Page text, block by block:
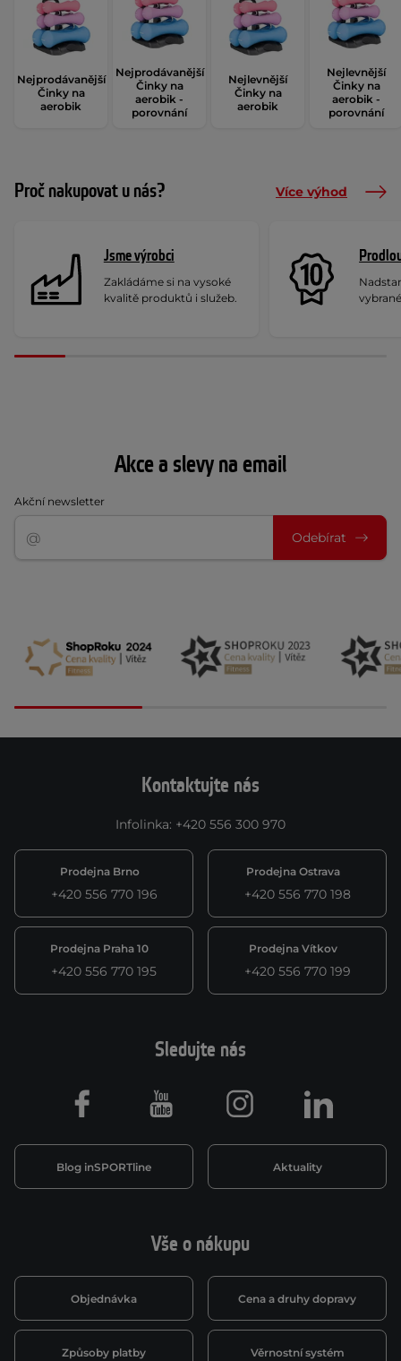
Nejprodávanější
Činky na
aerobik
Nejprodávanější
Činky na
aerobik -
porovnání
Nejlevnější
Činky na
aerobik
Nejlevnější
Činky na
aerobik -
porovnání
Proč nakupovat u nás? Více výhod
Jsme výrobci
Zakládáme si na vysoké
kvalitě produktů i služeb.
Akce a slevy na email
Akční newsletter
Odebírat
Kontaktujte nás
Infolinka: +420 556 300 970
Prodejna Brno
+420 556 770 196
Prodejna Ostrava
+420 556 770 198
Prodejna Praha 10
+420 556 770 195
Prodejna Vítkov
+420 556 770 199
Vše o nákupu
Objednávka Cena a druhy dopravy
Způsoby platby Věrnostní systém
Sledujte nás
Blog inSPORTline Aktuality
Facebook Youtube Instagram LinkedIn